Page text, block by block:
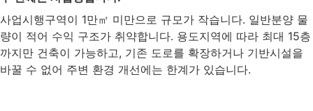
사업시행구역이 1만㎡ 미만으로 규모가 작습니다. 일반분양 물
량이 적어 수익 구조가 취약합니다. 용도지역에 따라 최대 15층
까지만 건축이 가능하고, 기존 도로를 확장하거나 기반시설을
바꿀 수 없어 주변 환경 개선에는 한계가 있습니다.